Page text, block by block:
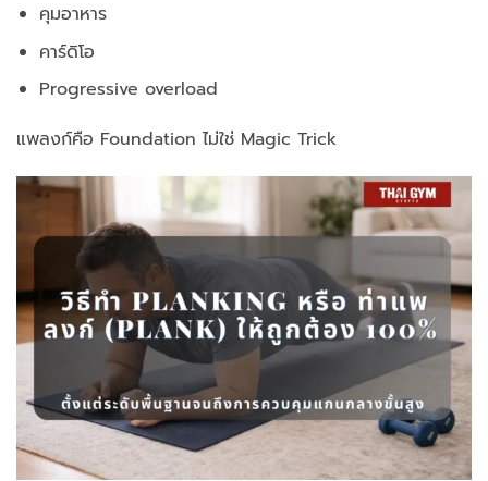
คุมอาหาร
คาร์ดิโอ
Progressive overload
แพลงก์คือ Foundation ไม่ใช่ Magic Trick